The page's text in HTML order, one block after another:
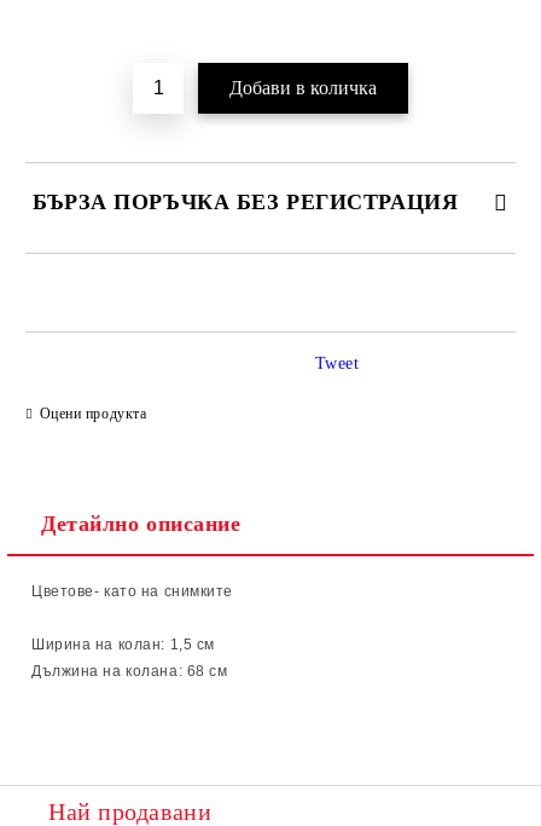
БЪРЗА ПОРЪЧКА БЕЗ РЕГИСТРАЦИЯ
Оцени продукта
Tweet
Детайлно описание
Цветове- като на снимките
Ширина на колан: 1,5 см
Дължина на колана: 68 см
Най продавани